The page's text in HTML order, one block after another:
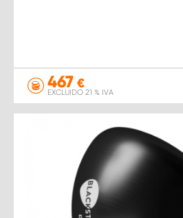
467 €
EXCLUIDO 21 % IVA